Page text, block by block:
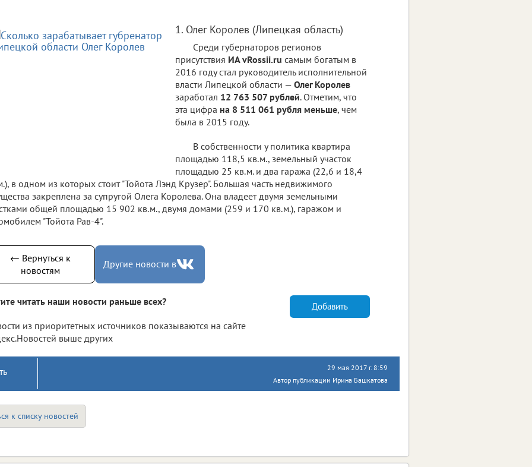
1. Олег Королев (Липецкая область)
Среди губернаторов регионов
присутствия ИА vRossii.ru самым богатым в
2016 году стал руководитель исполнительной
власти Липецкой области — Олег Королев
заработал 12 763 507 рублей. Отметим, что
эта цифра на 8 511 061 рубля меньше, чем
была в 2015 году.
В собственности у политика квартира
площадью 118,5 кв.м., земельный участок
площадью 25 кв.м. и два гаража (22,6 и 18,4
в одном из которых стоит "Тойота Лэнд Крузер". Большая часть недвижимого
закреплена за супругой Олега Королева. Она владеет двумя земельными
общей площадью 15 902 кв.м., двумя домами (259 и 170 кв.м.), гаражом и
"Тойота Рав-4".
← Вернуться к
новостям
Другие новости в
читать наши новости раньше всех?
из приоритетных источников показываются на сайте
выше других
Добавить
29 мая 2017 г. 8:59
Автор публикации Ирина Башкатова
к списку новостей